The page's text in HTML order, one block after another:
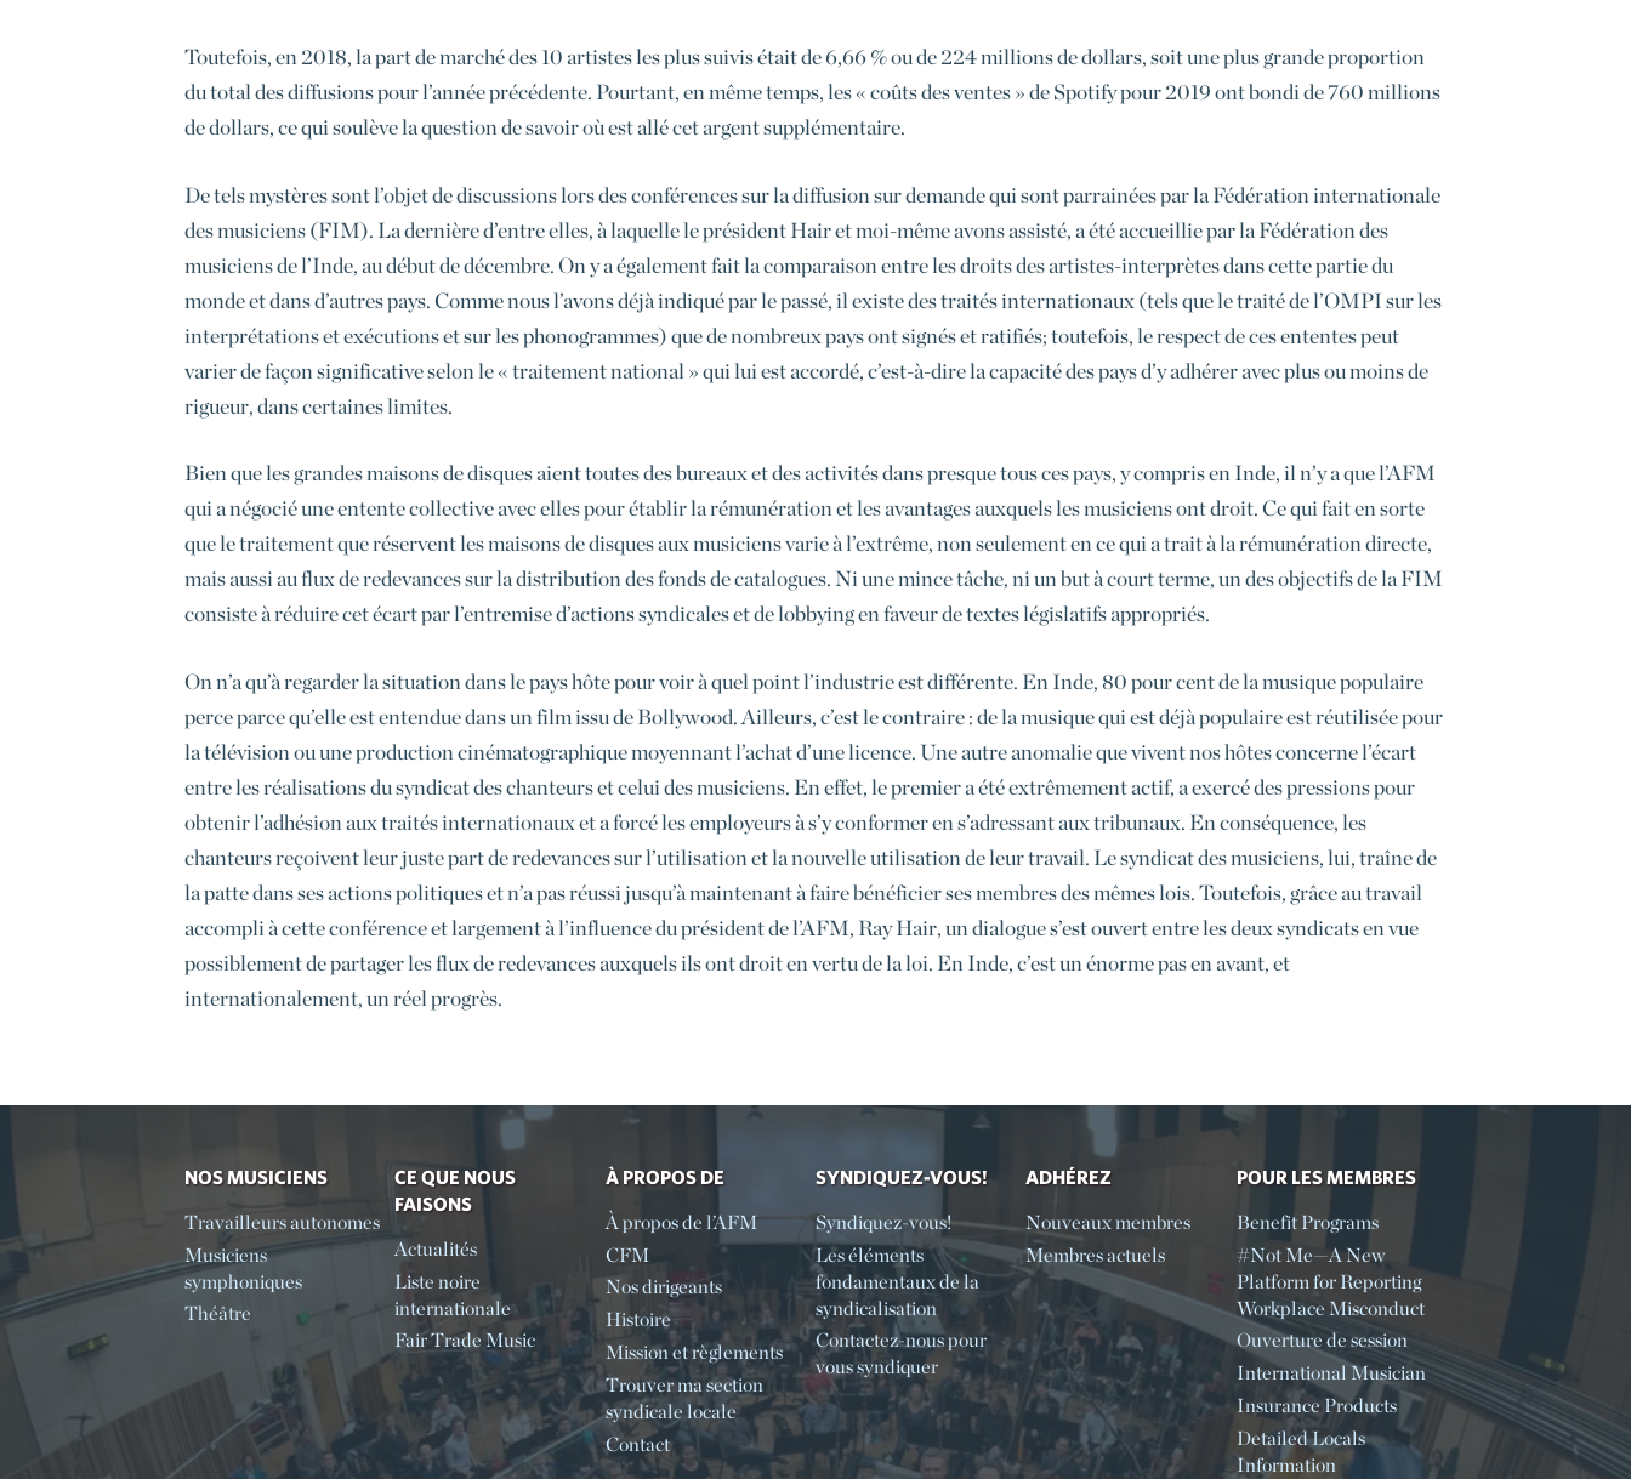
Toutefois, en 2018, la part de marché des 10 artistes les plus suivis était de 6,66 % ou de 224 millions de dollars, soit une plus grande proportion
du total des diffusions pour l’année précédente. Pourtant, en même temps, les « coûts des ventes » de Spotify pour 2019 ont bondi de 760 millions
de dollars, ce qui soulève la question de savoir où est allé cet argent supplémentaire.
De tels mystères sont l’objet de discussions lors des conférences sur la diffusion sur demande qui sont parrainées par la Fédération internationale
des musiciens (FIM). La dernière d’entre elles, à laquelle le président Hair et moi-même avons assisté, a été accueillie par la Fédération des
musiciens de l’Inde, au début de décembre. On y a également fait la comparaison entre les droits des artistes-interprètes dans cette partie du
monde et dans d’autres pays. Comme nous l’avons déjà indiqué par le passé, il existe des traités internationaux (tels que le traité de l’OMPI sur les
interprétations et exécutions et sur les phonogrammes) que de nombreux pays ont signés et ratifiés; toutefois, le respect de ces ententes peut
varier de façon significative selon le « traitement national » qui lui est accordé, c’est-à-dire la capacité des pays d’y adhérer avec plus ou moins de
rigueur, dans certaines limites.
Bien que les grandes maisons de disques aient toutes des bureaux et des activités dans presque tous ces pays, y compris en Inde, il n’y a que l’AFM
qui a négocié une entente collective avec elles pour établir la rémunération et les avantages auxquels les musiciens ont droit. Ce qui fait en sorte
que le traitement que réservent les maisons de disques aux musiciens varie à l’extrême, non seulement en ce qui a trait à la rémunération directe,
mais aussi au flux de redevances sur la distribution des fonds de catalogues. Ni une mince tâche, ni un but à court terme, un des objectifs de la FIM
consiste à réduire cet écart par l’entremise d’actions syndicales et de lobbying en faveur de textes législatifs appropriés.
On n’a qu’à regarder la situation dans le pays hôte pour voir à quel point l’industrie est différente. En Inde, 80 pour cent de la musique populaire
perce parce qu’elle est entendue dans un film issu de Bollywood. Ailleurs, c’est le contraire : de la musique qui est déjà populaire est réutilisée pour
la télévision ou une production cinématographique moyennant l’achat d’une licence. Une autre anomalie que vivent nos hôtes concerne l’écart
entre les réalisations du syndicat des chanteurs et celui des musiciens. En effet, le premier a été extrêmement actif, a exercé des pressions pour
obtenir l’adhésion aux traités internationaux et a forcé les employeurs à s’y conformer en s’adressant aux tribunaux. En conséquence, les
chanteurs reçoivent leur juste part de redevances sur l’utilisation et la nouvelle utilisation de leur travail. Le syndicat des musiciens, lui, traîne de
la patte dans ses actions politiques et n’a pas réussi jusqu’à maintenant à faire bénéficier ses membres des mêmes lois. Toutefois, grâce au travail
accompli à cette conférence et largement à l’influence du président de l’AFM, Ray Hair, un dialogue s’est ouvert entre les deux syndicats en vue
possiblement de partager les flux de redevances auxquels ils ont droit en vertu de la loi. En Inde, c’est un énorme pas en avant, et
internationalement, un réel progrès.
NOS MUSICIENS
Travailleurs autonomes
Musiciens
symphoniques
Théâtre
CE QUE NOUS
FAISONS
Actualités
Liste noire
internationale
Fair Trade Music
À PROPOS DE
À propos de l’AFM
CFM
Nos dirigeants
Histoire
Mission et règlements
Trouver ma section
syndicale locale
Contact
SYNDIQUEZ-VOUS!
Syndiquez-vous!
Les éléments
fondamentaux de la
syndicalisation
Contactez-nous pour
vous syndiquer
ADHÉREZ
Nouveaux membres
Membres actuels
POUR LES MEMBRES
Benefit Programs
#Not Me—A New
Platform for Reporting
Workplace Misconduct
Ouverture de session
International Musician
Insurance Products
Detailed Locals
Information